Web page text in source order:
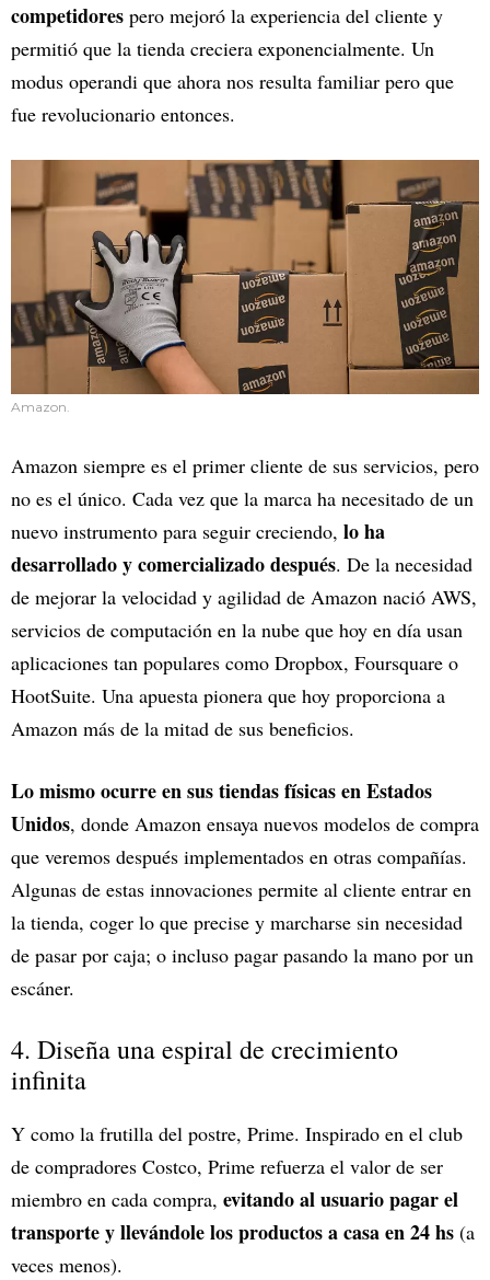
competidores pero mejoró la experiencia del cliente y
permitió que la tienda creciera exponencialmente. Un
modus operandi que ahora nos resulta familiar pero que
fue revolucionario entonces.
Amazon.
Amazon siempre es el primer cliente de sus servicios, pero
no es el único. Cada vez que la marca ha necesitado de un
nuevo instrumento para seguir creciendo, lo ha
desarrollado y comercializado después. De la necesidad
de mejorar la velocidad y agilidad de Amazon nació AWS,
servicios de computación en la nube que hoy en día usan
aplicaciones tan populares como Dropbox, Foursquare o
HootSuite. Una apuesta pionera que hoy proporciona a
Amazon más de la mitad de sus beneficios.
Lo mismo ocurre en sus tiendas físicas en Estados
Unidos, donde Amazon ensaya nuevos modelos de compra
que veremos después implementados en otras compañías.
Algunas de estas innovaciones permite al cliente entrar en
la tienda, coger lo que precise y marcharse sin necesidad
de pasar por caja; o incluso pagar pasando la mano por un
escáner.
4. Diseña una espiral de crecimiento
infinita
Y como la frutilla del postre, Prime. Inspirado en el club
de compradores Costco, Prime refuerza el valor de ser
miembro en cada compra, evitando al usuario pagar el
transporte y llevándole los productos a casa en 24 hs (a
veces menos).